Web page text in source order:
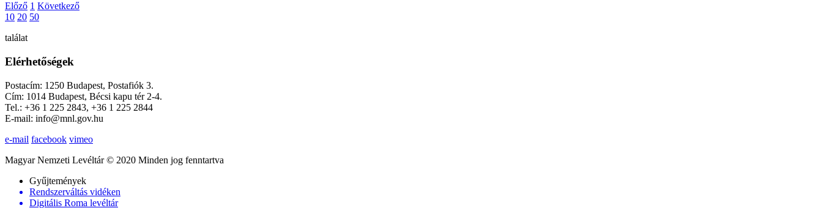
Előző 1 Következő
10 20 50
találat
Elérhetőségek
Postacím: 1250 Budapest, Postafiók 3.
Cím: 1014 Budapest, Bécsi kapu tér 2-4.
Tel.: +36 1 225 2843, +36 1 225 2844
E-mail: info@mnl.gov.hu
e-mail facebook vimeo
Magyar Nemzeti Levéltár © 2020 Minden jog fenntartva
Gyűjtemények
Rendszerváltás vidéken
Digitális Roma levéltár